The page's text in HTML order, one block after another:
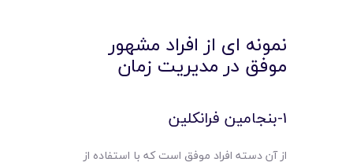
نمونه ای از افراد مشهور
موفق در مدیریت زمان
1-بنجامین فرانکلین
از آن دسته افراد موفق است که با استفاده از